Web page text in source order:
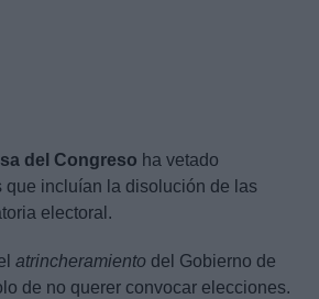
del Congreso ha vetado
que incluían la disolución de las
electoral.
atrincheramiento del Gobierno de
de no querer convocar elecciones.